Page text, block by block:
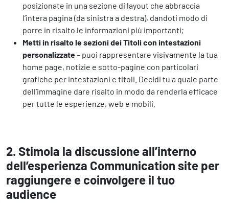
posizionate in una sezione di layout che abbraccia
l’intera pagina (da sinistra a destra), dandoti modo di
porre in risalto le informazioni più importanti;
Metti in risalto le sezioni dei Titoli con intestazioni
personalizzate– puoi rappresentare visivamente la tua
home page, notizie e sotto-pagine con particolari
grafiche per intestazioni e titoli. Decidi tu a quale parte
dell’immagine dare risalto in modo da renderla efficace
per tutte le esperienze, web e mobili.
2. Stimola la discussione all’interno
dell’esperienza Communication site per
raggiungere e coinvolgere il tuo
audience